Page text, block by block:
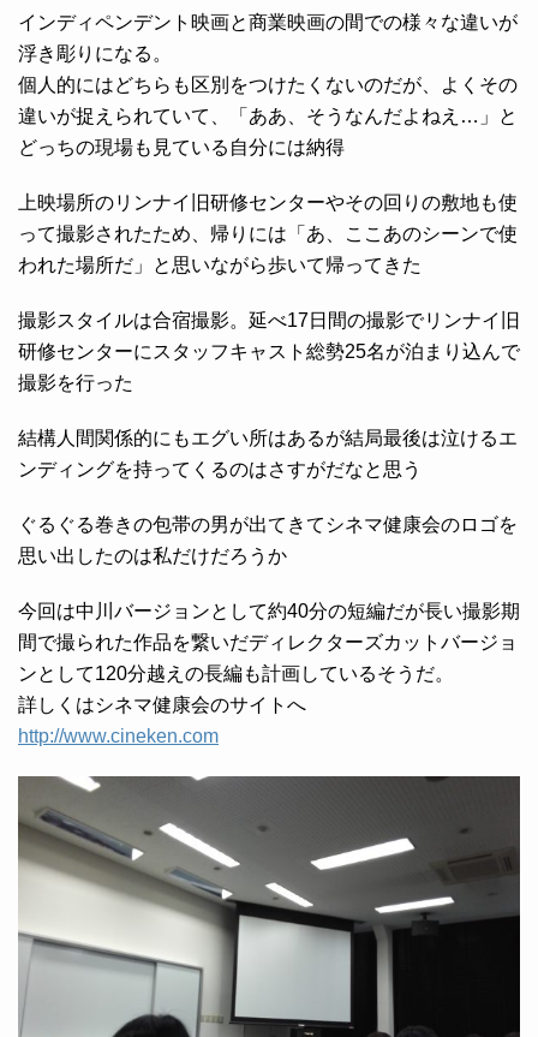
インディペンデント映画と商業映画の間での様々な違いが
浮き彫りになる。
個人的にはどちらも区別をつけたくないのだが、よくその
違いが捉えられていて、「ああ、そうなんだよねえ…」と
どっちの現場も見ている自分には納得
上映場所のリンナイ旧研修センターやその回りの敷地も使
って撮影されたため、帰りには「あ、ここあのシーンで使
われた場所だ」と思いながら歩いて帰ってきた
撮影スタイルは合宿撮影。延べ17日間の撮影でリンナイ旧
研修センターにスタッフキャスト総勢25名が泊まり込んで
撮影を行った
結構人間関係的にもエグい所はあるが結局最後は泣けるエ
ンディングを持ってくるのはさすがだなと思う
ぐるぐる巻きの包帯の男が出てきてシネマ健康会のロゴを
思い出したのは私だけだろうか
今回は中川バージョンとして約40分の短編だが長い撮影期
間で撮られた作品を繋いだディレクターズカットバージョ
ンとして120分越えの長編も計画しているそうだ。
詳しくはシネマ健康会のサイトへ
http://www.cineken.com